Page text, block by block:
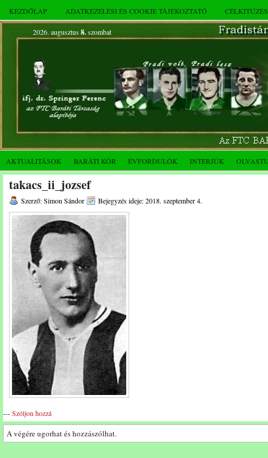
KEZDŐLAP ADATKEZELÉSI ÉS COOKIE TÁJÉKOZTATÓ
2026. augusztus 8.szombat
AKTUALITÁSOK BARÁTI KÖR ÉVFORDULÓK INTERJÚK
takacs_ii_jozsef
Szerző: Simon Sándor Bejegyzés ideje: 2018. szeptember 4.
---Szóljon hozzá
A végére ugorhat és hozzászólhat.